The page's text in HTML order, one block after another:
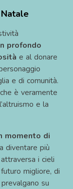
profondo
e al donare
e di comunità.
è veramente
e la
momento di
diventare più
i cieli
migliore, di
su